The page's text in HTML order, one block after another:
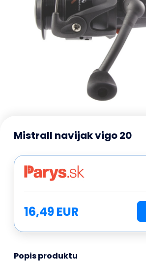
Mistrall navijak vigo 20
16,49 EUR
Popis produktu